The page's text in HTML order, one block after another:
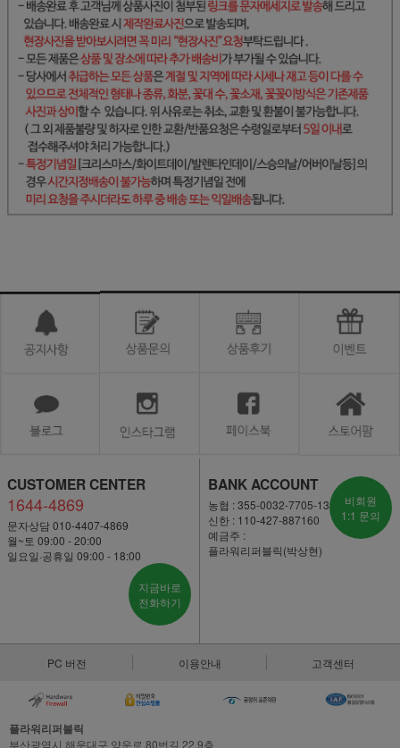
CUSTOMER CENTER
1644-4869
문자상담 010-4407-4869
월~토 09:00 - 20:00
일요일·공휴일 09:00 - 18:00
지금바로
전화하기
BANK ACCOUNT
농협 : 355-0032-7705-13
신한 : 110-427-887160
예금주 :
플라워리퍼블릭(박상현)
비회원
1:1 문의
PC 버전 이용안내 고객센터
플라워리퍼블릭
부산광역시 해운대구 양운로 80번길 22,9층